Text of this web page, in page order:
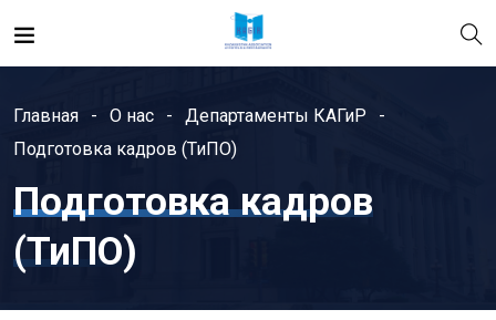
Главная О нас
Департаменты КАГиР
Подготовка кадров (ТиПО)
Подготовка кадров
(ТиПО)